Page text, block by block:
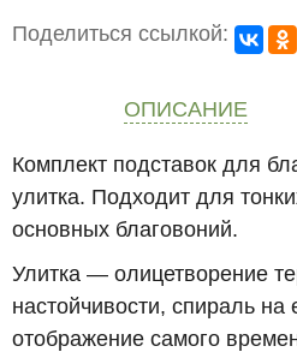
Поделиться ссылкой:
ОПИСАНИЕ
Комплект подставок для
улитка. Подходит для
основных благовоний.
Улитка — олицетворение
настойчивости, спираль
отображение самого